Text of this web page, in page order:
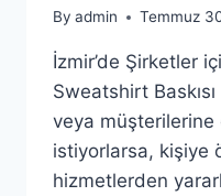
By admin Temmuz
İzmir’de Şirketler
Sweatshirt
veya
istiyorlarsa, kişiye
hizmetlerden